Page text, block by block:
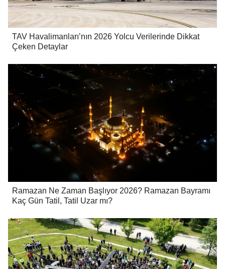
TAV Havalimanları’nın 2026 Yolcu Verilerinde Dikkat
Çeken Detaylar
Ramazan Ne Zaman Başlıyor 2026? Ramazan Bayramı
Kaç Gün Tatil, Tatil Uzar mı?